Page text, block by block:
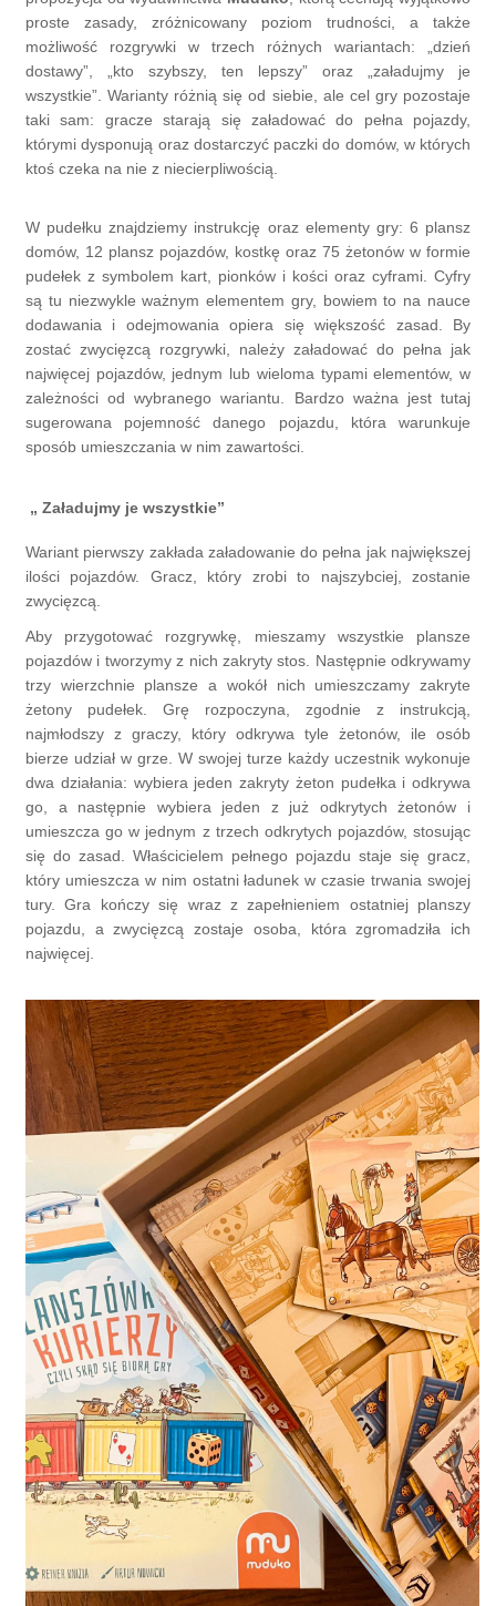
proste zasady, zróżnicowany poziom trudności, a także
możliwość rozgrywki w trzech różnych wariantach: „dzień
dostawy”, „kto szybszy, ten lepszy” oraz „załadujmy je
wszystkie”. Warianty różnią się od siebie, ale cel gry pozostaje
taki sam: gracze starają się załadować do pełna pojazdy,
którymi dysponują oraz dostarczyć paczki do domów, w których
ktoś czeka na nie z niecierpliwością.
W pudełku znajdziemy instrukcję oraz elementy gry: 6 plansz
domów, 12 plansz pojazdów, kostkę oraz 75 żetonów w formie
pudełek z symbolem kart, pionków i kości oraz cyframi. Cyfry
są tu niezwykle ważnym elementem gry, bowiem to na nauce
dodawania i odejmowania opiera się większość zasad. By
zostać zwycięzcą rozgrywki, należy załadować do pełna jak
najwięcej pojazdów, jednym lub wieloma typami elementów, w
zależności od wybranego wariantu. Bardzo ważna jest tutaj
sugerowana pojemność danego pojazdu, która warunkuje
sposób umieszczania w nim zawartości.
„ Załadujmy je wszystkie”
Wariant pierwszy zakłada załadowanie do pełna jak największej
ilości pojazdów. Gracz, który zrobi to najszybciej, zostanie
zwycięzcą.
Aby przygotować rozgrywkę, mieszamy wszystkie plansze
pojazdów i tworzymy z nich zakryty stos. Następnie odkrywamy
trzy wierzchnie plansze a wokół nich umieszczamy zakryte
żetony pudełek. Grę rozpoczyna, zgodnie z instrukcją,
najmłodszy z graczy, który odkrywa tyle żetonów, ile osób
bierze udział w grze. W swojej turze każdy uczestnik wykonuje
dwa działania: wybiera jeden zakryty żeton pudełka i odkrywa
go, a następnie wybiera jeden z już odkrytych żetonów i
umieszcza go w jednym z trzech odkrytych pojazdów, stosując
się do zasad. Właścicielem pełnego pojazdu staje się gracz,
który umieszcza w nim ostatni ładunek w czasie trwania swojej
tury. Gra kończy się wraz z zapełnieniem ostatniej planszy
pojazdu, a zwycięzcą zostaje osoba, która zgromadziła ich
najwięcej.